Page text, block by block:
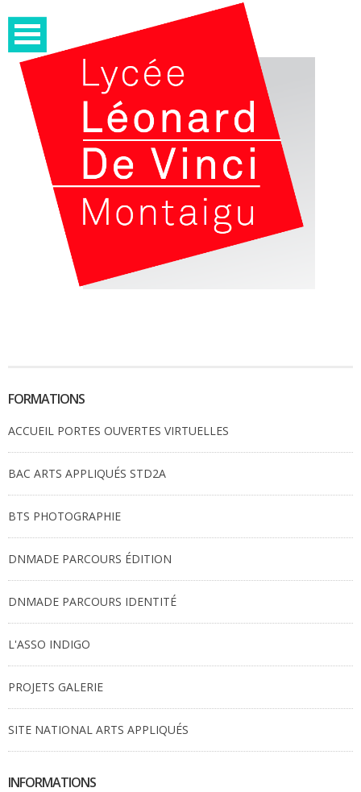
FORMATIONS
ACCUEIL PORTES OUVERTES VIRTUELLES
BAC ARTS APPLIQUÉS STD2A
BTS PHOTOGRAPHIE
DNMADE PARCOURS ÉDITION
DNMADE PARCOURS IDENTITÉ
L'ASSO INDIGO
PROJETS GALERIE
SITE NATIONAL ARTS APPLIQUÉS
INFORMATIONS